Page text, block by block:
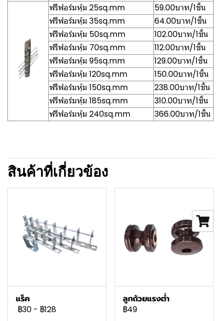
ฟรีฟอร์มหุ้ม 25sq.mm
59.00บาท/1ชิ้น
ฟรีฟอร์มหุ้ม 35sq.mm
64.00บาท/1ชิ้น
ฟรีฟอร์มหุ้ม 50sq.mm
102.00บาท/1ชิ้น
ฟรีฟอร์มหุ้ม 70sq.mm
112.00บาท/1ชิ้น
ฟรีฟอร์มหุ้ม 95sq.mm
129.00บาท/1ชิ้น
ฟรีฟอร์มหุ้ม 120sq.mm
150.00บาท/1ชิ้น
ฟรีฟอร์มหุ้ม 150sq.mm
238.00บาท/1ชิ้น
ฟรีฟอร์มหุ้ม 185sq.mm
310.00บาท/1ชิ้น
ฟรีฟอร์มหุ้ม 240sq.mm
366.00บาท/1ชิ้น
สินค้าที่เกี่ยวข้อง
แร็ค
฿30 - ฿128
ลูกถ้วยแรงต่ำ
฿49